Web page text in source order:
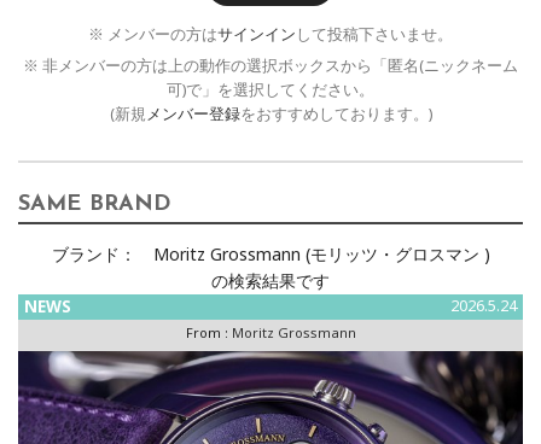
※ メンバーの方はサインイン して投稿下さいませ。
※ 非メンバーの方は上の動作の選択ボックスから「匿名(ニックネーム
可)で」を選択してください。
(新規メンバー登録をおすすめしております。)
SAME BRAND
ブランド：
Moritz Grossmann (モリッツ・グロスマン )
の検索結果です
NEWS 2026.5.24
From : Moritz Grossmann